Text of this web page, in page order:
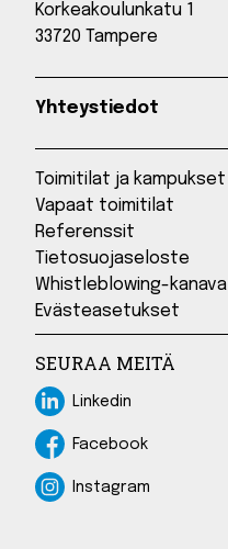
Korkeakoulunkatu 1
33720 Tampere
Yhteystiedot
Toimitilat ja kampukset
Vapaat toimitilat
Referenssit
Tietosuojaseloste
Whistleblowing-kanava
Evästeasetukset
SEURAA MEITÄ
LinkedinLinkedin
Facebook
Facebook
Instagram
Instagram